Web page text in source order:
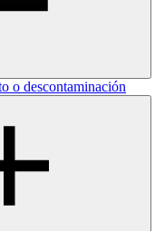
o descontaminación